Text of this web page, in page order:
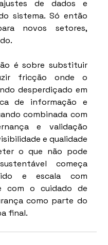
de dados e
sistema. Só então
novos setores,
é sobre substituir
fricção onde o
desperdiçado em
de informação e
combinada com
e validação
e qualidade
o que não pode
começa
e escala com
com o cuidado de
como parte do
final.